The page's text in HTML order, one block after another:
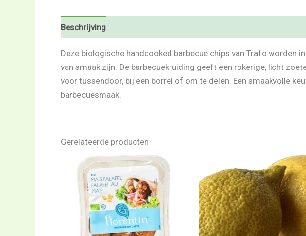
Beschrijving
Deze biologische handcooked barbecue chips van Trafo worden
van smaak zijn. De barbecuekruiding geeft een rokerige, licht
voor tussendoor, bij een borrel of om te delen. Een smaakvolle
barbecuesmaak.
Gerelateerde producten